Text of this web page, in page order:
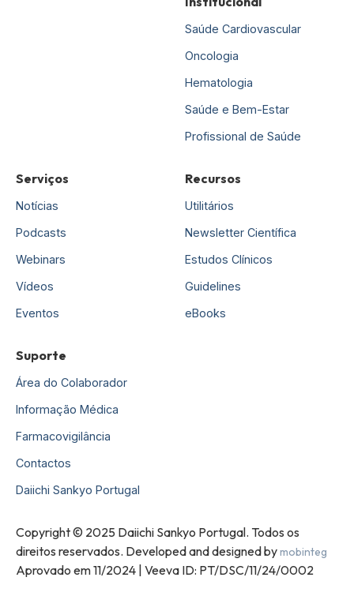
Saúde Cardiovascular
Oncologia
Hematologia
Saúde e Bem-Estar
Profissional de Saúde
Serviços
Notícias
Podcasts
Webinars
Vídeos
Eventos
Recursos
Utilitários
Newsletter Científica
Estudos Clínicos
Guidelines
eBooks
Suporte
Área do Colaborador
Informação Médica
Farmacovigilância
Contactos
Daiichi Sankyo Portugal
Copyright © 2025 Daiichi Sankyo Portugal. Todos os
direitos reservados. Developed and designed bymobinteg
Aprovado em 11/2024 | Veeva ID: PT/DSC/11/24/0002